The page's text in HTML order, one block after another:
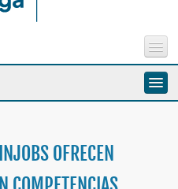
Agenda
Contacto
en Actividades y Cursos
OFRECEN